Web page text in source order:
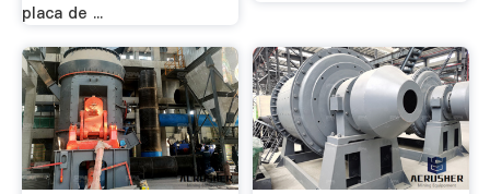
placa de ...